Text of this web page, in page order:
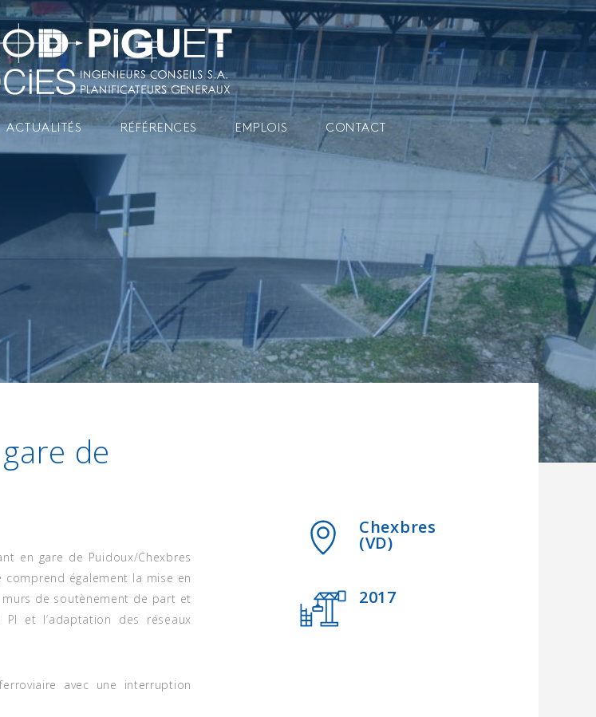
ACTUALITÉS RÉFÉRENCES EMPLOIS CONTACT
de
en gare de Puidoux/Chexbres
également la mise en
de soutènement de part et
PI et l’adaptation des réseaux
avec une interruption
Chexbres
(VD)
2017